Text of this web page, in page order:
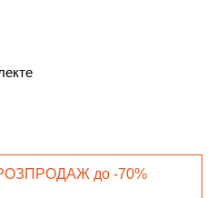
РОЗПРОДАЖ до -70%